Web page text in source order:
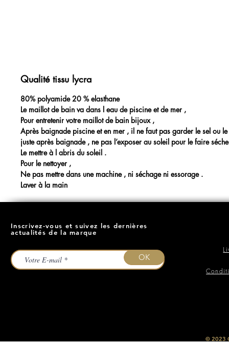
Qualité tissu lycra
80% polyamide 20 % elasthane
Le maillot de bain va dans l eau de piscine et de mer ,
Pour entretenir votre maillot de bain bijoux ,
Après baignade piscine et en mer , il ne faut pas garder le sel ou
juste après baignade , ne pas l’exposer au soleil pour le faire
Le mettre à l abris du soleil .
Pour le nettoyer ,
Ne pas mettre dans une machine , ni séchage ni essorage .
Laver à la main
Inscrivez-vous et suivez les dernières
actualités de la marque
OK
​© 2023